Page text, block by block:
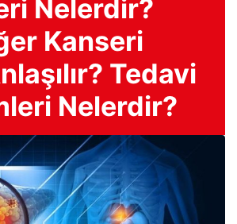
Nelerdir?
Kanseri
Tedavi
Nelerdir?